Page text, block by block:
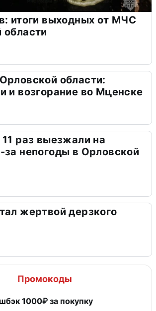
итоги выходных от МЧС
области
области:
и возгорание во Мценске
раз выезжали на
непогоды в Орловской
жертвой дерзкого
Промокоды
1000₽ за покупку